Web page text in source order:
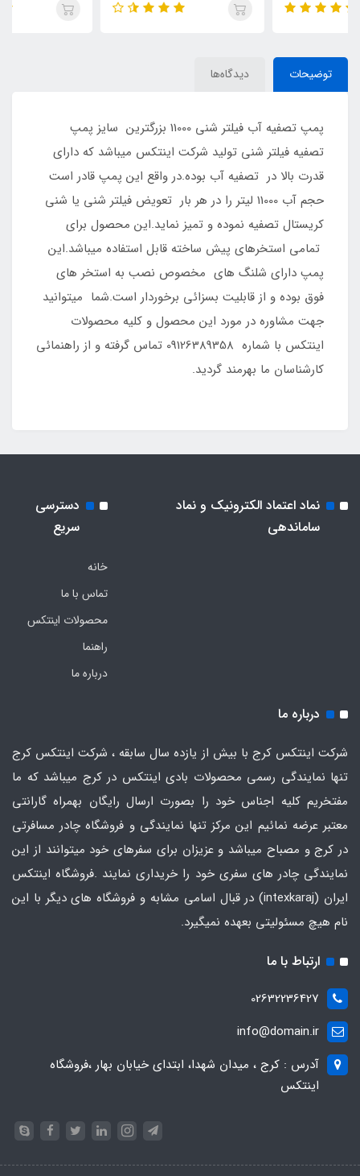
توضیحات دیدگاه‌ها
پمپ تصفیه آب فیلتر شنی 11000 بزرگترین سایز پمپ
تصفیه فیلتر شنی تولید شرکت اینتکس میباشد که دارای
قدرت بالا در تصفیه آب بوده.در واقع این پمپ قادر است
حجم آب 11000 لیتر را در هر بار تعویض فیلتر شنی یا شنی
کریستال تصفیه نموده و تمیز نماید.این محصول برای
تمامی استخرهای پیش ساخته قابل استفاده میباشد.این
پمپ دارای شلنگ های مخصوص نصب به استخر های
فوق بوده و از قابلیت بسزائی برخوردار است.شما میتوانید
جهت مشاوره در مورد این محصول و کلیه محصولات
اینتکس با شماره 09126389358 تماس گرفته و از راهنمائی
کارشناسان ما بهرمند گردید.
نماد اعتماد الکترونیک و نماد
ساماندهی
دسترسی
سریع
خانه
تماس با ما
محصولات اینتکس
راهنما
درباره ما
درباره ما
شرکت اینتکس کرج با بیش از یازده سال سابقه ، شرکت اینتکس کرج
تنها نمایندگی رسمی محصولات بادی اینتکس در کرج میباشد که ما
مفتخریم کلیه اجناس خود را بصورت ارسال رایگان بهمراه گارانتی
معتبر عرضه نمائیم این مرکز تنها نمایندگی و فروشگاه چادر مسافرتی
در کرج و مصباح میباشد و عزیزان برای سفرهای خود میتوانند از این
نمایندگی چادر های سفری خود را خریداری نمایند .فروشگاه اینتکس
ایران
(intexkaraj) در قبال اسامی مشابه و فروشگاه های دیگر با این
نام هیچ مسئولیتی بعهده نمیگیرد.
ارتباط با ما
02632236427
info@domain.ir
آدرس : کرج ، میدان شهدا، ابتدای خیابان بهار ،فروشگاه
اینتکس